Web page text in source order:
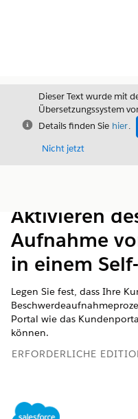
Schließen
Dieser Text wurde mit
Übersetzungssystem
Details finden Sie hier.
Nicht jetzt
Aktivieren
Aufnahme
in einem
Legen Sie fest, dass Ihre
Portal wie das
können.
ERFORDERLICHE
Verfügbarkeit: